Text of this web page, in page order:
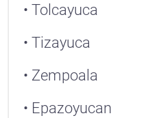
• Tolcayuca
• Tizayuca
• Zempoala
• Epazoyucan